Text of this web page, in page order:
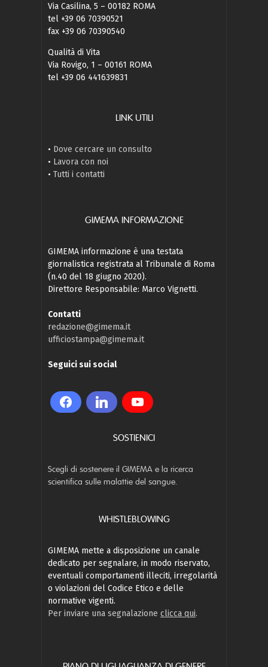
Via Casilina, 5 – 00182 ROMA
tel +39 06 70390521
fax +39 06 70390540
Qualità di Vita
Via Rovigo, 1 – 00161 ROMA
tel +39 06 441639831
LINK UTILI
• Dove cercare un consulto
• Lavora con noi
• Tutti i contatti
GIMEMA INFORMAZIONE
GIMEMA informazione è una testata
giornalistica registrata al Tribunale di Roma
(n.40 del 18 giugno 2020).
Direttore Responsabile: Marco Vignetti.
Contatti
redazione@gimema.it
ufficiostampa@gimema.it
Seguici sui social
SOSTIENICI
Scegli di sostenere il GIMEMA e la ricerca
scientifica sulle malattie del sangue.
WHISTLEBLOWING
GIMEMA mette a disposizione un canale
dedicato per segnalare, in modo riservato,
eventuali comportamenti illeciti, irregolarità
o violazioni del Codice Etico e delle
normative vigenti.
Per inviare una segnalazione clicca qui.